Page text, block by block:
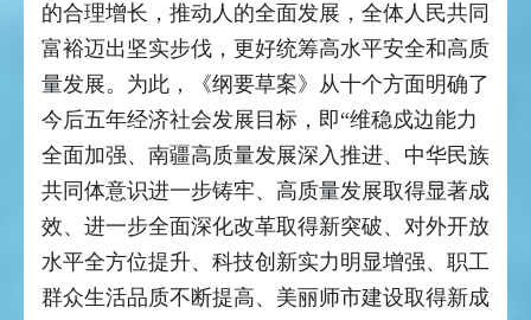
的合理增长，推动人的全面发展，全体人民共同
富裕迈出坚实步伐，更好统筹高水平安全和高质
量发展。为此，《纲要草案》从十个方面明确了
今后五年经济社会发展目标，即“维稳戍边能力
全面加强、南疆高质量发展深入推进、中华民族
共同体意识进一步铸牢、高质量发展取得显著成
效、进一步全面深化改革取得新突破、对外开放
水平全方位提升、科技创新实力明显增强、职工
群众生活品质不断提高、美丽师市建设取得新成